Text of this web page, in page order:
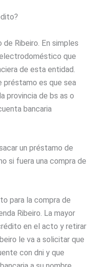
Ribeiro. En simples
que
de esta entidad.
préstamo es que sea
provincia de bs as o
bancaria
un préstamo de
si fuera una compra de
para la compra de
Ribeiro. La mayor
en el acto y retirar
le va a solicitar que
con dni y que